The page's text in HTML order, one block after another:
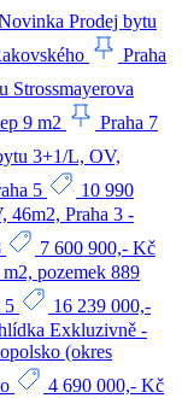
Prodej bytu
Praha
Strossmayerova
9 m2
Praha 7
3+1/L, OV,
5
10 990
46m2, Praha 3 -
7 600 900,- Kč
pozemek 889
5
16 239 000,-
Exkluzivně -
(okres
4 690 000,- Kč